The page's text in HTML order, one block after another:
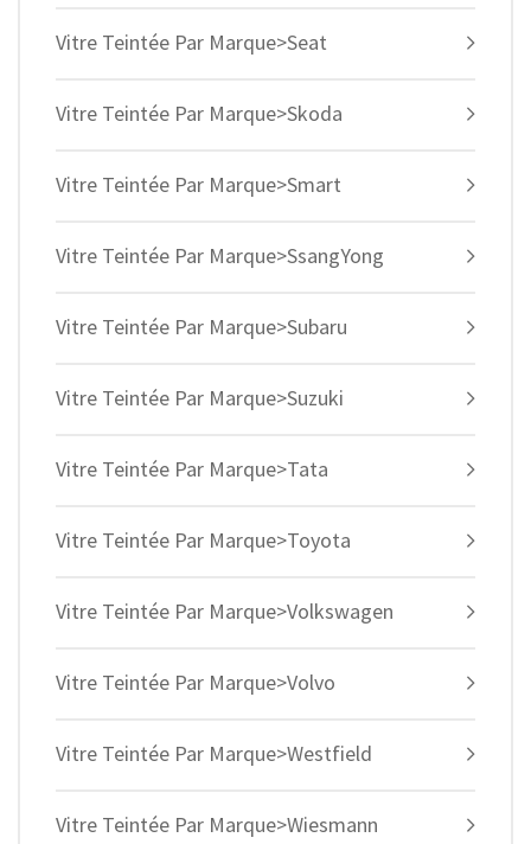
Vitre Teintée Par Marque>Seat
Vitre Teintée Par Marque>Skoda
Vitre Teintée Par Marque>Smart
Vitre Teintée Par Marque>SsangYong
Vitre Teintée Par Marque>Subaru
Vitre Teintée Par Marque>Suzuki
Vitre Teintée Par Marque>Tata
Vitre Teintée Par Marque>Toyota
Vitre Teintée Par Marque>Volkswagen
Vitre Teintée Par Marque>Volvo
Vitre Teintée Par Marque>Westfield
Vitre Teintée Par Marque>Wiesmann